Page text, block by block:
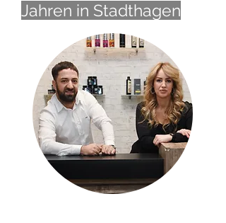
Jahren in Stadthagen